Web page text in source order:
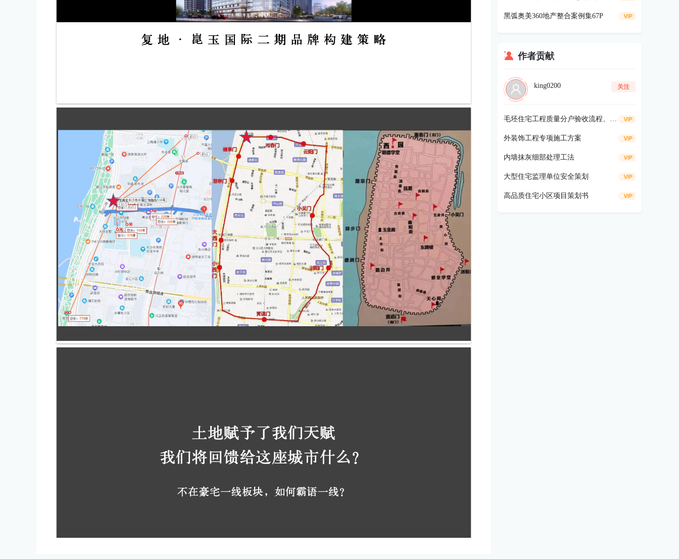
黑弧奥美360地产整合案例集67P
作者贡献
king0200 关注
毛坯住宅工程质量分户验收流程、仪器工具及方法要求
外装饰工程专项施工方案
内墙抹灰细部处理工法
大型住宅监理单位安全策划
高品质住宅小区项目策划书